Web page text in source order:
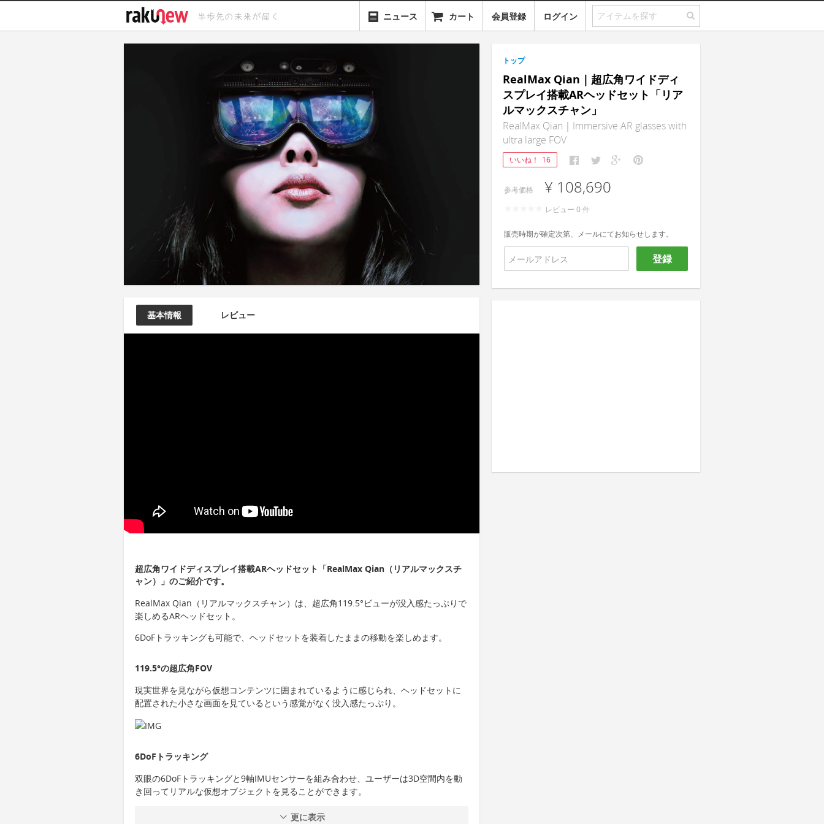
ニュース カート 会員登録 ログイン
基本情報 レビュー
超広角ワイドディスプレイ搭載ARヘッドセット「RealMax Qian（リアルマックスチ
ャン）」のご紹介です。
RealMax Qian（リアルマックスチャン）は、超広角119.5°ビューが没入感たっぷりで
楽しめるARヘッドセット。
6DoFトラッキングも可能で、ヘッドセットを装着したままの移動を楽しめます。
119.5°の超広角FOV
現実世界を見ながら仮想コンテンツに囲まれているように感じられ、ヘッドセットに
配置された小さな画面を見ているという感覚がなく没入感たっぷり。
6DoFトラッキング
双眼の6DoFトラッキングと9軸IMUセンサーを組み合わせ、ユーザーは3D空間内を動
き回ってリアルな仮想オブジェクトを見ることができます。
更に表示
トップ
RealMax Qian｜超広角ワイドディ
スプレイ搭載ARヘッドセット「リア
ルマックスチャン」
RealMax Qian｜Immersive AR glasses with
ultra large FOV
いいね！ 16
参考価格 ¥ 108,690
レビュー 0 件
販売時期が確定次第、メールにてお知らせします。
登録